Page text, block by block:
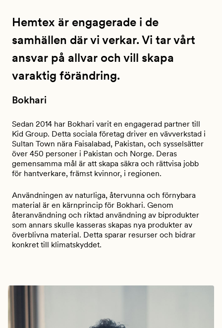
Hemtex är engagerade i de
samhällen där vi verkar. Vi tar vårt
ansvar på allvar och vill skapa
varaktig förändring.
Bokhari
Sedan 2014 har Bokhari varit en engagerad partner till
Kid Group. Detta sociala företag driver en vävverkstad i
Sultan Town nära Faisalabad, Pakistan, och sysselsätter
över 450 personer i Pakistan och Norge. Deras
gemensamma mål är att skapa säkra och rättvisa jobb
för hantverkare, främst kvinnor, i regionen.
Användningen av naturliga, återvunna och förnybara
material är en kärnprincip för Bokhari. Genom
återanvändning och riktad användning av biprodukter
som annars skulle kasseras skapas nya produkter av
överblivna material. Detta sparar resurser och bidrar
konkret till klimatskyddet.